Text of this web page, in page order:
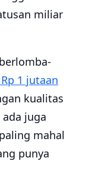
miliar
1 jutaan
kualitas
juga
mahal
punya